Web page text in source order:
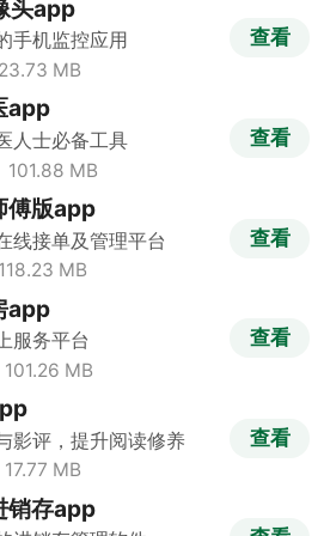
头app
手机监控应用
23.73 MB
查看
app
人士必备工具
101.88 MB
查看
傅版app
线接单及管理平台
118.23 MB
查看
app
服务平台
101.26 MB
查看
影评，提升阅读修养
17.77 MB
查看
销存app